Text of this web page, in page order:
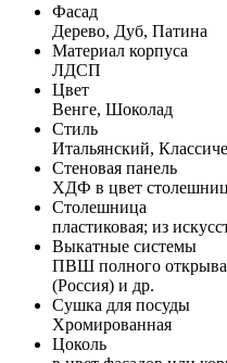
Фасад
Дерево, Дуб, Патина
Материал корпуса
ЛДСП
Цвет
Венге, Шоколад
Стиль
Итальянский,
Стеновая панель
ХДФ в цвет
Столешница
пластиковая; из
Выкатные системы
ПВШ полного
(Россия) и др.
Сушка для посуды
Хромированная
Цоколь